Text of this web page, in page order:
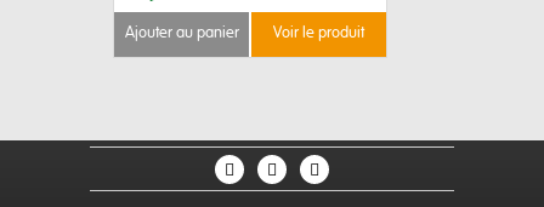
ajouter au panier voir le produit